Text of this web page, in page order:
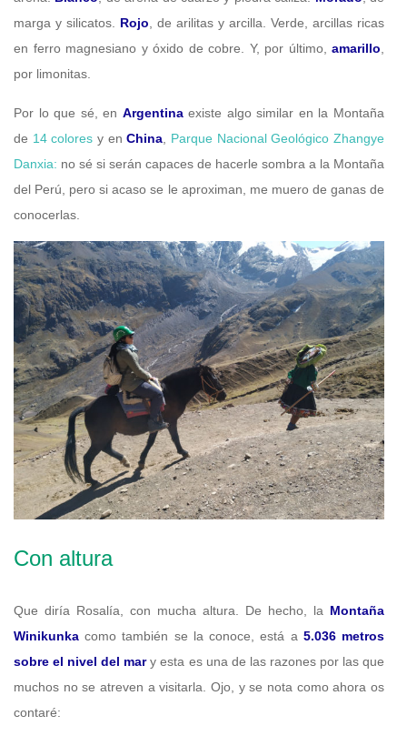
marga y silicatos. Rojo , de arilitas y arcilla. Verde, arcillas ricas
en ferro magnesiano y óxido de cobre. Y, por último, amarillo
por limonitas.
Por lo que sé, en Argentina existe algo similar en la Montaña
de 14 colores y enChina
Parque Nacional Geológico Zhangye
Danxia: no sé si serán capaces de hacerle sombra a la Montaña
del Perú, pero si acaso se le aproximan, me muero de ganas de
conocerlas.
Con altura
Que diría Rosalía, con mucha altura. De hecho, la Montaña
Winikunka como también se la conoce, está a 5.036 metros
sobre el nivel del mary esta es una de las razones por las que
muchos no se atreven a visitarla. Ojo, y se nota como ahora os
contaré: